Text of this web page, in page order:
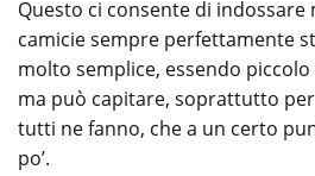
Questo ci consente di
camicie sempre perfettamente
molto semplice, essendo
ma può capitare, soprattutto
tutti ne fanno, che a un certo
po’.